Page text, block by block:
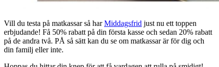
Vill du testa på matkassar så harMiddagsfrid just nu ett toppen
erbjudande! Få 50% rabatt på din första kasse och sedan 20% rabatt
på de andra två. PÅ så sätt kan du se om matkassar är för dig och
din familj eller inte.